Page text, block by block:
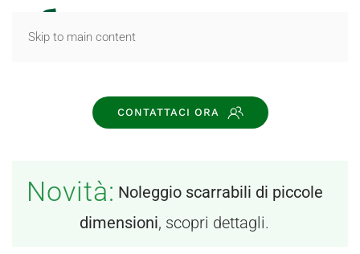
Skip to main content
CONTATTACI ORA
Novità: Noleggio scarrabili di piccole
dimensioni, scopri dettagli.